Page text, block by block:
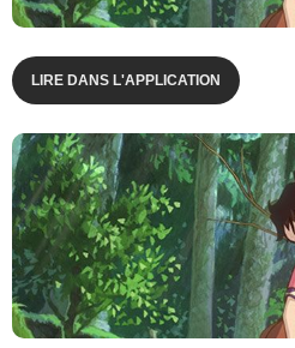
LIRE DANS L'APPLICATION